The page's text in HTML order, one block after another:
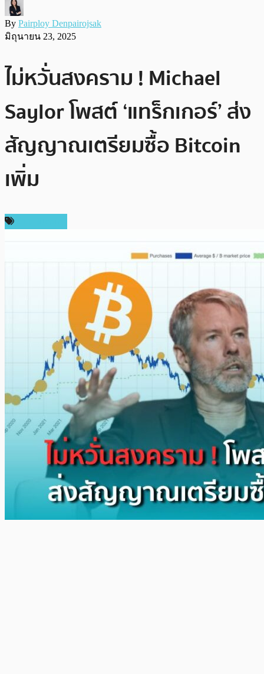
By Pairploy Denpairojsak
มิถุนายน 23, 2025
ไม่หวั่นสงคราม ! Michael
Saylor โพสต์ ‘แทร็กเกอร์’ ส่ง
สัญญาณเตรียมซื้อ Bitcoin
เพิ่ม